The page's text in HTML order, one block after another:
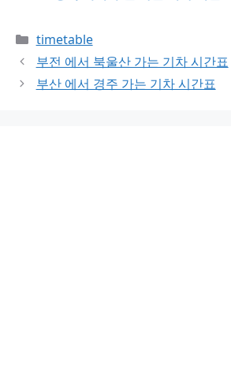
Categories
timetable
부전 에서 북울산 가는 기차 시간표
부산 에서 경주 가는 기차 시간표